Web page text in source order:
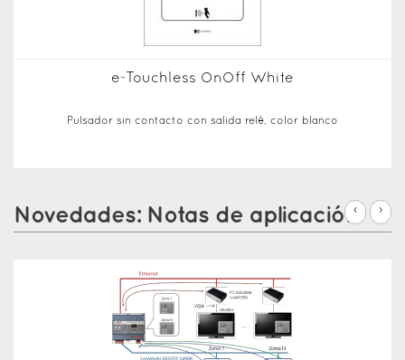
e-Touchless OnOff White
Pulsador sin contacto con salida relé, color blanco
Novedades: Notas de aplicación‹ ›